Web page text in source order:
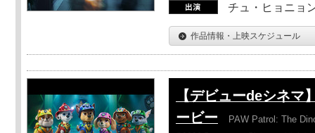
チュ・ヒョニョ
作品情報・上映スケジュール
【デビューdeシネマ
ービー
PAW Patrol: The